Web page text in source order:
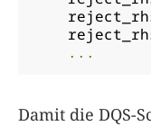
...
Damit die DQS-